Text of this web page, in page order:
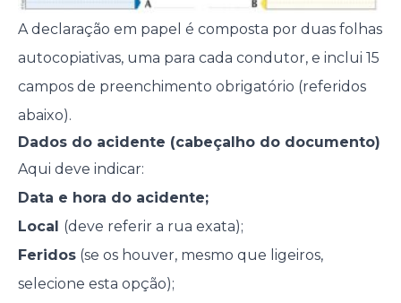
A declaração em papel é composta por duas folhas
autocopiativas, uma para cada condutor, e inclui 15
campos de preenchimento obrigatório (referidos
abaixo).
Dados do acidente (cabeçalho do documento)
Aqui deve indicar:
Data e hora do acidente;
Local (deve referir a rua exata);
Feridos(se os houver, mesmo que ligeiros,
selecione esta opção);